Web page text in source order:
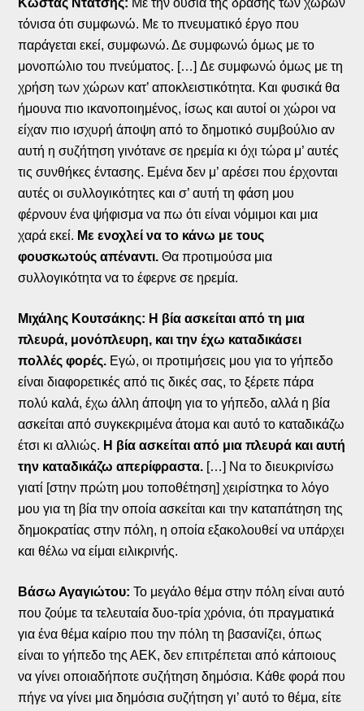
Κώστας Ντάτσης: Με την ουσία της δράσης των χώρων
τόνισα ότι συμφωνώ. Με το πνευματικό έργο που
παράγεται εκεί, συμφωνώ. Δε συμφωνώ όμως με το
μονοπώλιο του πνεύματος. […] Δε συμφωνώ όμως με τη
χρήση των χώρων κατ’ αποκλειστικότητα. Και φυσικά θα
ήμουνα πιο ικανοποιημένος, ίσως και αυτοί οι χώροι να
είχαν πιο ισχυρή άποψη από το δημοτικό συμβούλιο αν
αυτή η συζήτηση γινότανε σε ηρεμία κι όχι τώρα μ’ αυτές
τις συνθήκες έντασης. Εμένα δεν μ’ αρέσει που έρχονται
αυτές οι συλλογικότητες και σ’ αυτή τη φάση μου
φέρνουν ένα ψήφισμα να πω ότι είναι νόμιμοι και μια
χαρά εκεί. Με ενοχλεί να το κάνω με τους
φουσκωτούς απέναντι. Θα προτιμούσα μια
συλλογικότητα να το έφερνε σε ηρεμία.
Μιχάλης Κουτσάκης: Η βία ασκείται από τη μια
πλευρά, μονόπλευρη, και την έχω καταδικάσει
πολλές φορές. Εγώ, οι προτιμήσεις μου για το γήπεδο
είναι διαφορετικές από τις δικές σας, το ξέρετε πάρα
πολύ καλά, έχω άλλη άποψη για το γήπεδο, αλλά η βία
ασκείται από συγκεκριμένα άτομα και αυτό το καταδικάζω
έτσι κι αλλιώς. Η βία ασκείται από μια πλευρά και αυτή
την καταδικάζω απερίφραστα. […] Να το διευκρινίσω
γιατί [στην πρώτη μου τοποθέτηση] χειρίστηκα το λόγο
μου για τη βία την οποία ασκείται και την καταπάτηση της
δημοκρατίας στην πόλη, η οποία εξακολουθεί να υπάρχει
και θέλω να είμαι ειλικρινής.
Βάσω Αγαγιώτου:Το μεγάλο θέμα στην πόλη είναι αυτό
που ζούμε τα τελευταία δυο-τρία χρόνια, ότι πραγματικά
για ένα θέμα καίριο που την πόλη τη βασανίζει, όπως
είναι το γήπεδο της ΑΕΚ, δεν επιτρέπεται από κάποιους
να γίνει οποιαδήποτε συζήτηση δημόσια. Κάθε φορά που
πήγε να γίνει μια δημόσια συζήτηση γι’ αυτό το θέμα, είτε